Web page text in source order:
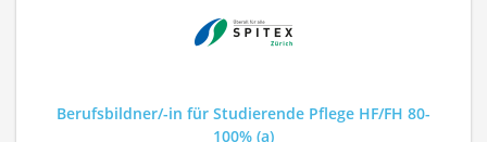
Berufsbildner/-in für Studierende Pflege HF/FH 80-
100% (a)